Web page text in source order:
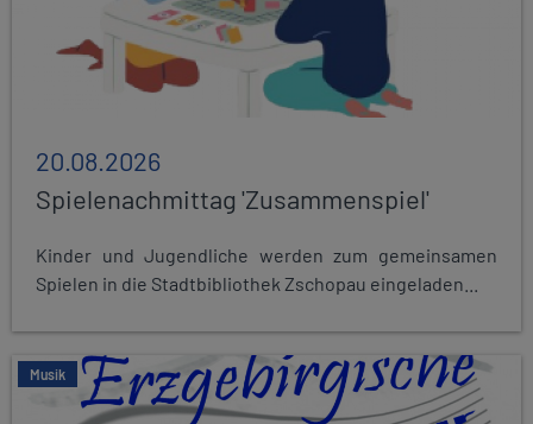
20.08.2026
Spielenachmittag 'Zusammenspiel'
Kinder und Jugendliche werden zum gemeinsamen
Spielen in die Stadtbibliothek Zschopau eingeladen...
Musik